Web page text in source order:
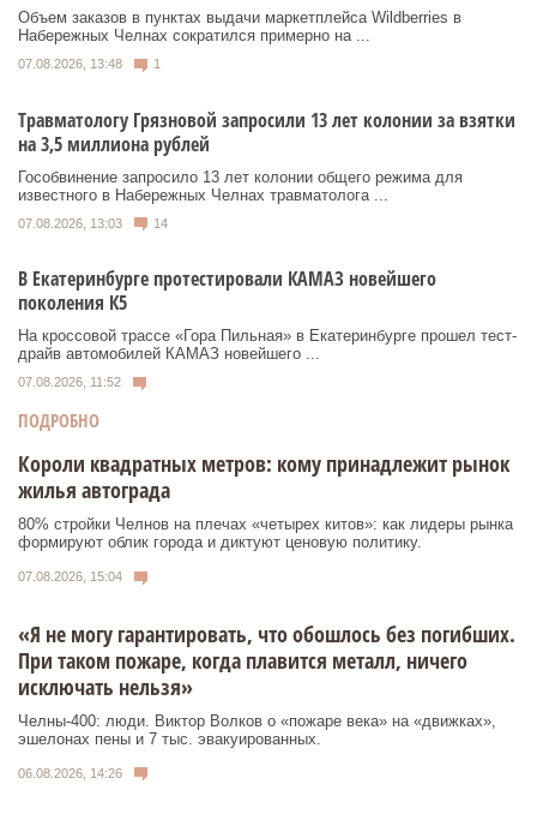
Объем заказов в пунктах выдачи маркетплейса Wildberries в
Набережных Челнах сократился примерно на ...
07.08.2026, 13:48 1
Травматологу Грязновой запросили 13 лет колонии за взятки
на 3,5 миллиона рублей
Гособвинение запросило 13 лет колонии общего режима для
известного в Набережных Челнах травматолога ...
07.08.2026, 13:03 14
В Екатеринбурге протестировали КАМАЗ новейшего
поколения К5
На кроссовой трассе «Гора Пильная» в Екатеринбурге прошел тест-
драйв автомобилей КАМАЗ новейшего ...
07.08.2026, 11:52
ПОДРОБНО
Короли квадратных метров: кому принадлежит рынок
жилья автограда
80% стройки Челнов на плечах «четырех китов»: как лидеры рынка
формируют облик города и диктуют ценовую политику.
07.08.2026, 15:04
«Я не могу гарантировать, что обошлось без погибших.
При таком пожаре, когда плавится металл, ничего
исключать нельзя»
Челны-400: люди. Виктор Волков о «пожаре века» на «движках»,
эшелонах пены и 7 тыс. эвакуированных.
06.08.2026, 14:26